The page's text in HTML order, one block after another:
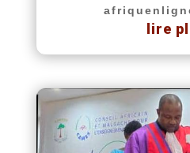
lire